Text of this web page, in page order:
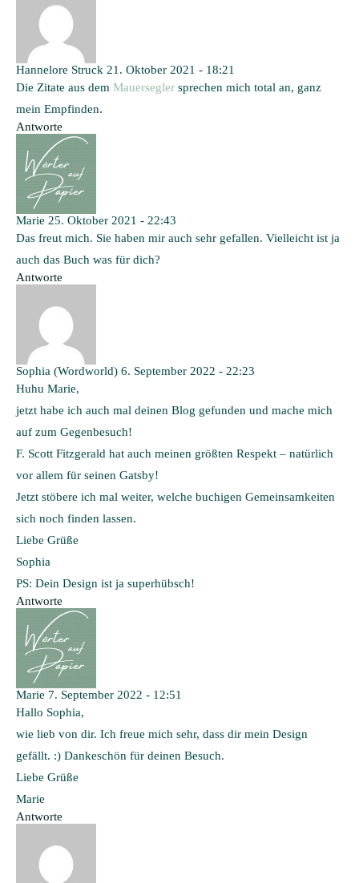
Hannelore Struck 21. Oktober 2021 - 18:21
Die Zitate aus dem Mauersegler sprechen mich total an, ganz
mein Empfinden.
Antworte
Marie 25. Oktober 2021 - 22:43
Das freut mich. Sie haben mir auch sehr gefallen. Vielleicht ist ja
auch das Buch was für dich?
Antworte
Sophia (Wordworld) 6. September 2022 - 22:23
Huhu Marie,
jetzt habe ich auch mal deinen Blog gefunden und mache mich
auf zum Gegenbesuch!
F. Scott Fitzgerald hat auch meinen größten Respekt – natürlich
vor allem für seinen Gatsby!
Jetzt stöbere ich mal weiter, welche buchigen Gemeinsamkeiten
sich noch finden lassen.
Liebe Grüße
Sophia
PS: Dein Design ist ja superhübsch!
Antworte
Marie 7. September 2022 - 12:51
Hallo Sophia,
wie lieb von dir. Ich freue mich sehr, dass dir mein Design
gefällt. :) Dankeschön für deinen Besuch.
Liebe Grüße
Marie
Antworte